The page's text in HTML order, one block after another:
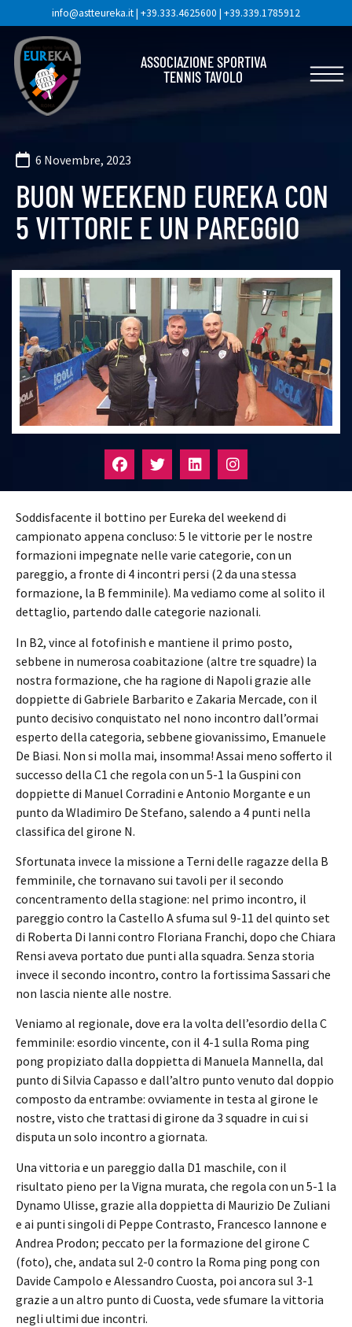
info@astteureka.it| +39.333.4625600 | +39.339.1785912
ASSOCIAZIONE SPORTIVA
TENNIS TAVOLO
6 Novembre, 2023
BUON WEEKEND EUREKA CON
5 VITTORIE E UN PAREGGIO
Soddisfacente il bottino per Eureka del weekend di
campionato appena concluso: 5 le vittorie per le nostre
formazioni impegnate nelle varie categorie, con un
pareggio, a fronte di 4 incontri persi (2 da una stessa
formazione, la B femminile). Ma vediamo come al solito il
dettaglio, partendo dalle categorie nazionali.
In B2, vince al fotofinish e mantiene il primo posto,
sebbene in numerosa coabitazione (altre tre squadre) la
nostra formazione, che ha ragione di Napoli grazie alle
doppiette di Gabriele Barbarito e Zakaria Mercade, con il
punto decisivo conquistato nel nono incontro dall’ormai
esperto della categoria, sebbene giovanissimo, Emanuele
De Biasi. Non si molla mai, insomma! Assai meno sofferto il
successo della C1 che regola con un 5-1 la Guspini con
doppiette di Manuel Corradini e Antonio Morgante e un
punto da Wladimiro De Stefano, salendo a 4 punti nella
classifica del girone N.
Sfortunata invece la missione a Terni delle ragazze della B
femminile, che tornavano sui tavoli per il secondo
concentramento della stagione: nel primo incontro, il
pareggio contro la Castello A sfuma sul 9-11 del quinto set
di Roberta Di Ianni contro Floriana Franchi, dopo che Chiara
Rensi aveva portato due punti alla squadra. Senza storia
invece il secondo incontro, contro la fortissima Sassari che
non lascia niente alle nostre.
Veniamo al regionale, dove era la volta dell’esordio della C
femminile: esordio vincente, con il 4-1 sulla Roma ping
pong propiziato dalla doppietta di Manuela Mannella, dal
punto di Silvia Capasso e dall’altro punto venuto dal doppio
composto da entrambe: ovviamente in testa al girone le
nostre, visto che trattasi di girone da 3 squadre in cui si
disputa un solo incontro a giornata.
Una vittoria e un pareggio dalla D1 maschile, con il
risultato pieno per la Vigna murata, che regola con un 5-1 la
Dynamo Ulisse, grazie alla doppietta di Maurizio De Zuliani
e ai punti singoli di Peppe Contrasto, Francesco Iannone e
Andrea Prodon; peccato per la formazione del girone C
(foto), che, andata sul 2-0 contro la Roma ping pong con
Davide Campolo e Alessandro Cuosta, poi ancora sul 3-1
grazie a un altro punto di Cuosta, vede sfumare la vittoria
negli ultimi due incontri.